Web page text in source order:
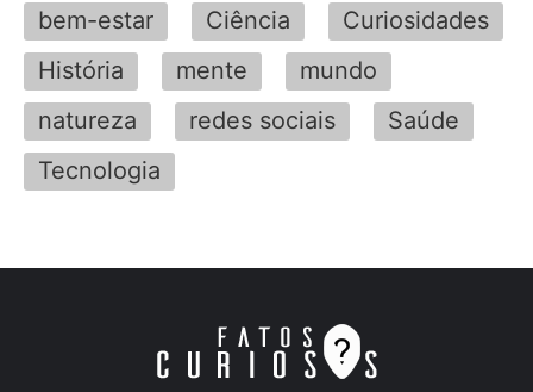
bem-estar Ciência
Curiosidades
História
mente
mundo
natureza
redes sociais
Saúde
Tecnologia